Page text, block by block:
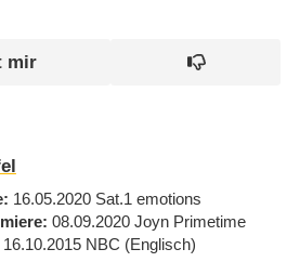
16.05.2020 Sat.1 emotions
08.09.2020 Joyn Primetime
16.10.2015 NBC (Englisch)